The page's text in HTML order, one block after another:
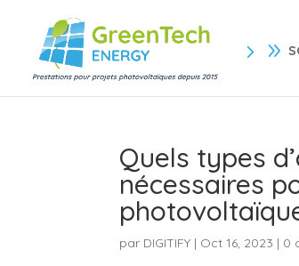
Quels types
nécessaires
par DIGITIFY | Oct 16, 2023 | 0